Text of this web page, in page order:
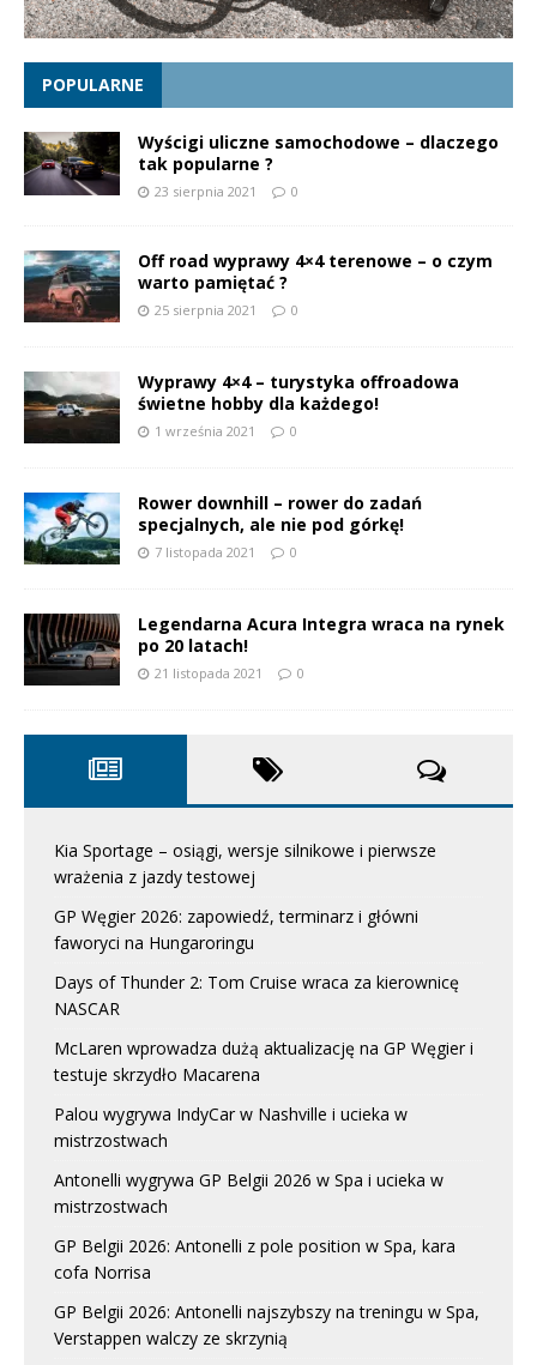
POPULARNE
Wyścigi uliczne samochodowe – dlaczego
tak popularne ?
23 sierpnia 2021 0
Off road wyprawy 4×4 terenowe – o czym
warto pamiętać ?
25 sierpnia 2021 0
Wyprawy 4×4 – turystyka offroadowa
świetne hobby dla każdego!
1 września 2021 0
Rower downhill – rower do zadań
specjalnych, ale nie pod górkę!
7 listopada 2021 0
Legendarna Acura Integra wraca na rynek
po 20 latach!
21 listopada 2021 0
Kia Sportage – osiągi, wersje silnikowe i pierwsze
wrażenia z jazdy testowej
GP Węgier 2026: zapowiedź, terminarz i główni
faworyci na Hungaroringu
Days of Thunder 2: Tom Cruise wraca za kierownicę
NASCAR
McLaren wprowadza dużą aktualizację na GP Węgier i
testuje skrzydło Macarena
Palou wygrywa IndyCar w Nashville i ucieka w
mistrzostwach
Antonelli wygrywa GP Belgii 2026 w Spa i ucieka w
mistrzostwach
GP Belgii 2026: Antonelli z pole position w Spa, kara
cofa Norrisa
GP Belgii 2026: Antonelli najszybszy na treningu w Spa,
Verstappen walczy ze skrzynią